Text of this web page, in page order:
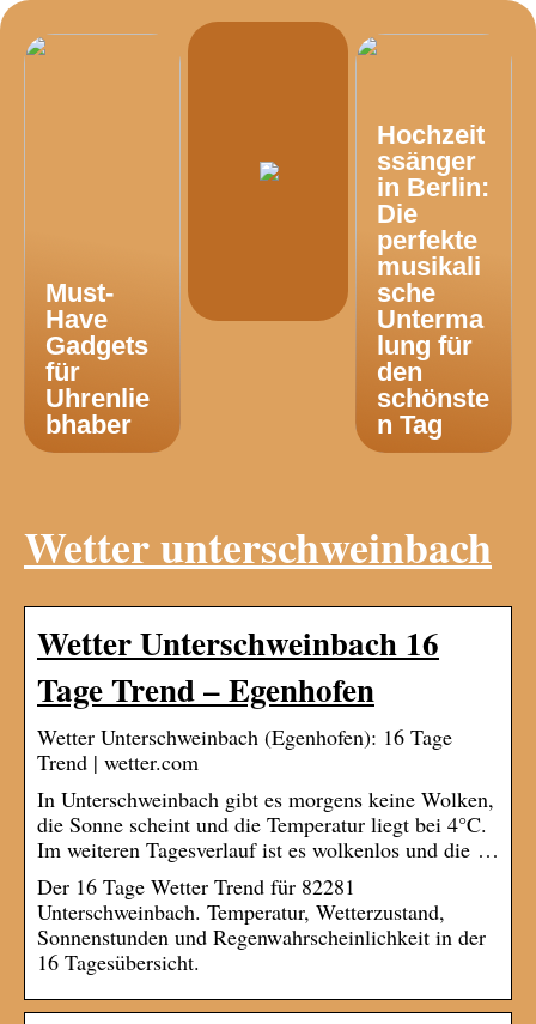
Must-
Have
Gadgets
für
Uhrenlie
bhaber
Hochzeit
ssänger
in Berlin:
Die
perfekte
musikali
sche
Unterma
lung für
den
schönste
n Tag
Wetter unterschweinbach
Wetter Unterschweinbach 16
Tage Trend – Egenhofen
Wetter Unterschweinbach (Egenhofen): 16 Tage
Trend | wetter.com
In Unterschweinbach gibt es morgens keine Wolken,
die Sonne scheint und die Temperatur liegt bei 4°C.
Im weiteren Tagesverlauf ist es wolkenlos und die …
Der 16 Tage Wetter Trend für 82281
Unterschweinbach. Temperatur, Wetterzustand,
Sonnenstunden und Regenwahrscheinlichkeit in der
16 Tagesübersicht.